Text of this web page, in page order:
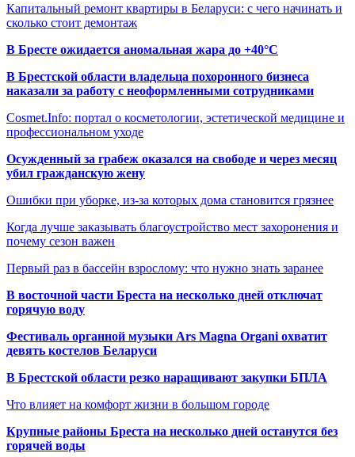
Капитальный ремонт квартиры в Беларуси: с чего начинать и
сколько стоит демонтаж
В Бресте ожидается аномальная жара до +40°C
В Брестской области владельца похоронного бизнеса
наказали за работу с неоформленными сотрудниками
Cosmet.Info: портал о косметологии, эстетической медицине и
профессиональном уходе
Осужденный за грабеж оказался на свободе и через месяц
убил гражданскую жену
Ошибки при уборке, из-за которых дома становится грязнее
Когда лучше заказывать благоустройство мест захоронения и
почему сезон важен
Первый раз в бассейн взрослому: что нужно знать заранее
В восточной части Бреста на несколько дней отключат
горячую воду
Фестиваль органной музыки Ars Magna Organi охватит
девять костелов Беларуси
В Брестской области резко наращивают закупки БПЛА
Что влияет на комфорт жизни в большом городе
Крупные районы Бреста на несколько дней останутся без
горячей воды